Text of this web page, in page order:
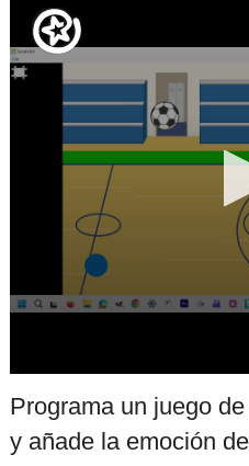
Programa un juego
y añade la emoción